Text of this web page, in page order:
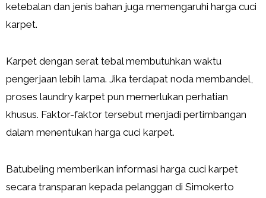
ketebalan dan jenis bahan juga memengaruhi harga cuci
karpet.
Karpet dengan serat tebal membutuhkan waktu
pengerjaan lebih lama. Jika terdapat noda membandel,
proses laundry karpet pun memerlukan perhatian
khusus. Faktor-faktor tersebut menjadi pertimbangan
dalam menentukan harga cuci karpet.
Batubeling memberikan informasi harga cuci karpet
secara transparan kepada pelanggan di Simokerto